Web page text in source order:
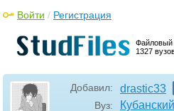
Файловый
1327
Войти / Регистрация
Добавил: drastic33
Вуз:
• Генетика как наука, этапы